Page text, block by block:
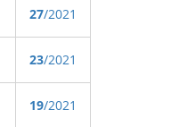
27/2021
23/2021
19/2021